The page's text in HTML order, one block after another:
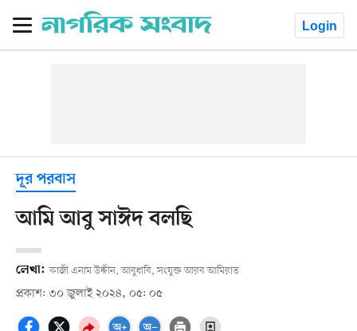
Login
দূর পরবাস
আমি আবু সাঈদ বলছি
লেখা: কাজী এনাম উদ্দীন, আবুধাবি, সংযুক্ত আরব আমিরাত
প্রকাশ: ৩০ জুলাই ২০২৪, ০৫: ০৫